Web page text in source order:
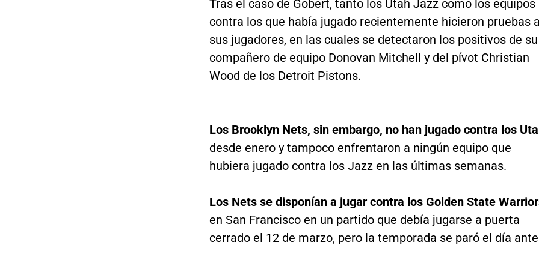
Tras el caso de Gobert, tanto los Utah Jazz como los equipos
contra los que había jugado recientemente hicieron pruebas a
sus jugadores, en las cuales se detectaron los positivos de su
compañero de equipo Donovan Mitchell y del pívot Christian
Wood de los Detroit Pistons.
Los Brooklyn Nets, sin embargo, no han jugado contra los
desde enero y tampoco enfrentaron a ningún equipo que
hubiera jugado contra los Jazz en las últimas semanas.
Los Nets se disponían a jugar contra los Golden State
en San Francisco en un partido que debía jugarse a puerta
cerrado el 12 de marzo, pero la temporada se paró el día